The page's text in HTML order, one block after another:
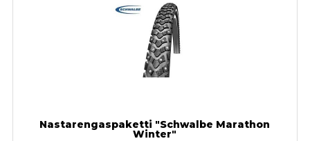
Nastarengaspaketti "Schwalbe Marathon
Winter"